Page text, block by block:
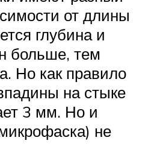
от длины
глубина и
больше, тем
Но как правило
на стыке
3 мм. Но и
не